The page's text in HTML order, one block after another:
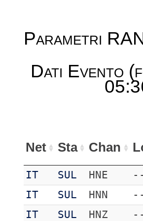
Parametri
Dati Evento
Net Sta Chan
IT SUL HNE --
IT
SUL HNN --
IT
SUL HNZ --